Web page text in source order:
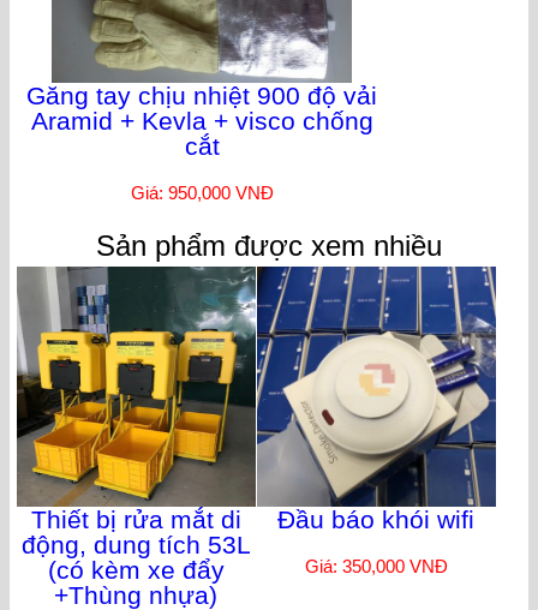
Găng tay chịu nhiệt 900 độ vải
Aramid + Kevla + visco chống
cắt
Giá: 950,000 VNĐ
Sản phẩm được xem nhiều
Thiết bị rửa mắt di
động, dung tích 53L
(có kèm xe đẩy
+Thùng nhựa)
Đầu báo khói wifi
Giá: 350,000 VNĐ